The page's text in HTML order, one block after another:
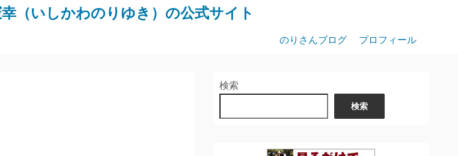
（いしかわのりゆき）の公式サイト
のりさんブログ プロフィール
検索
検索